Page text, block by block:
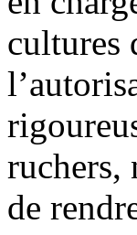
cultures
ruchers,
de